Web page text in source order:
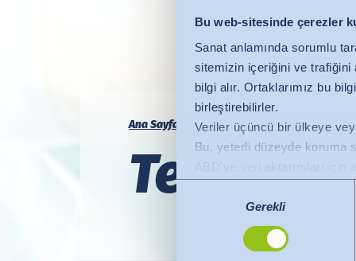
Bu web-sitesinde çerezler
Sanat anlamında sorumlu
sitemizin içeriğini ve trafiğini
bilgi alır. Ortaklarımız bu
birleştirebilirler.
Veriler üçüncü bir ülkeye
Bu, yeterli düzeyde koruma
vardır. Yeterlilik kararı
Veri Gizliliği Çerçevesi
Onayınızı istediğiniz
Onay
Gerekli
Ana Sayfa Uzmanlık Sağlık
Test